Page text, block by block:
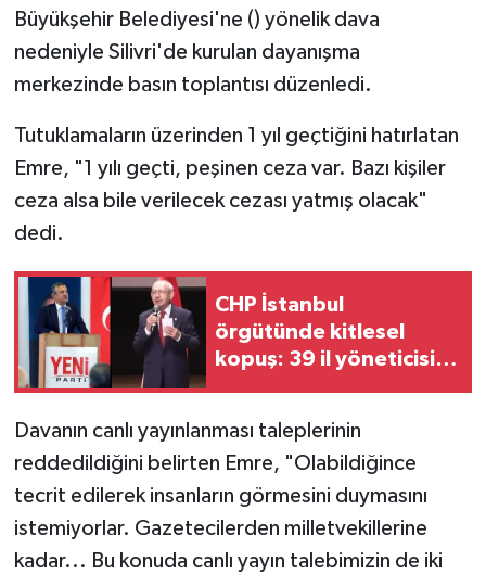
Büyükşehir Belediyesi'ne () yönelik dava
nedeniyle Silivri'de kurulan dayanışma
merkezinde basın toplantısı düzenledi.
Tutuklamaların üzerinden 1 yıl geçtiğini hatırlatan
Emre, "1 yılı geçti, peşinen ceza var. Bazı kişiler
ceza alsa bile verilecek cezası yatmış olacak"
dedi.
CHP İstanbul
örgütünde kitlesel
kopuş: 39 il yöneticisi
Davanın canlı yayınlanması taleplerinin
reddedildiğini belirten Emre, "Olabildiğince
tecrit edilerek insanların görmesini duymasını
istemiyorlar. Gazetecilerden milletvekillerine
kadar... Bu konuda canlı yayın talebimizin de iki